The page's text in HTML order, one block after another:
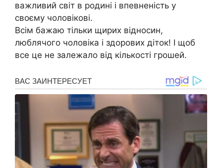
важливий світ в родині і впевненість у
своєму чоловікові.
Всім бажаю тільки щирих відносин,
люблячого чоловіка і здоpових діток! І щоб
все це не залежало від кількості грошей.